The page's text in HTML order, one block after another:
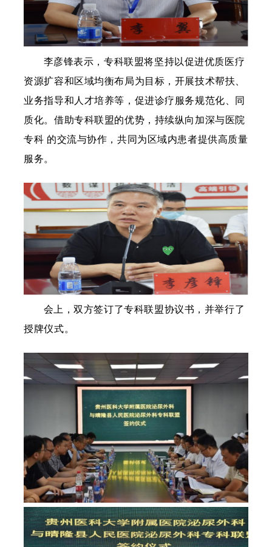
李彦锋表示，专科联盟将坚持以促进优质医疗
资源扩容和区域均衡布局为目标，开展技术帮扶、
业务指导和人才培养等，促进诊疗服务规范化、同
质化。借助专科联盟的优势，持续纵向加深与医院
专科 的交流与协作，共同为区域内患者提供高质量
服务。
会上，双方签订了专科联盟协议书，并举行了
授牌仪式。